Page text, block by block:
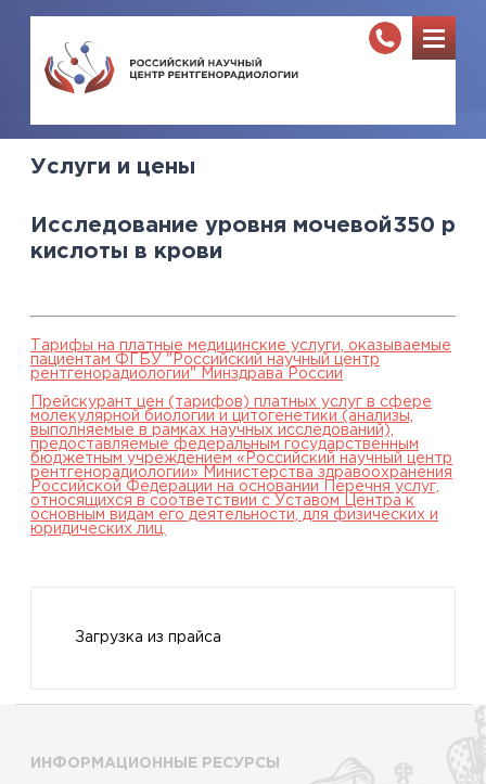
Услуги и цены
Исследование уровня мочевой
кислоты в крови
350 р
Тарифы на платные медицинские услуги, оказываемые
пациентам ФГБУ "Российский научный центр
рентгенорадиологии" Минздрава России
Прейскурант цен (тарифов) платных услуг в сфере
молекулярной биологии и цитогенетики (анализы,
выполняемые в рамках научных исследований),
предоставляемые федеральным государственным
бюджетным учреждением «Российский научный центр
рентгенорадиологии» Министерства здравоохранения
Российской Федерации на основании Перечня услуг,
относящихся в соответствии с Уставом Центра к
основным видам его деятельности, для физических и
юридических лиц.
Загрузка из прайса
ИНФОРМАЦИОННЫЕ РЕСУРСЫ